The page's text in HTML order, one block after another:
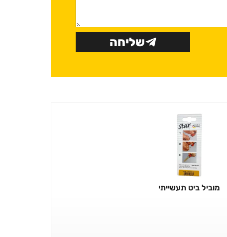
שליחה
מוביל ביט תעשייתי